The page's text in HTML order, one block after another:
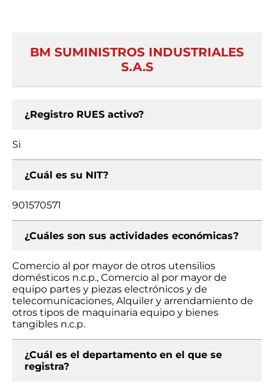
BM SUMINISTROS INDUSTRIALES
S.A.S
¿Registro RUES activo?
Si
¿Cuál es su NIT?
901570571
¿Cuáles son sus actividades económicas?
Comercio al por mayor de otros utensilios
domésticos n.c.p., Comercio al por mayor de
equipo partes y piezas electrónicos y de
telecomunicaciones, Alquiler y arrendamiento de
otros tipos de maquinaria equipo y bienes
tangibles n.c.p.
¿Cuál es el departamento en el que se
registra?